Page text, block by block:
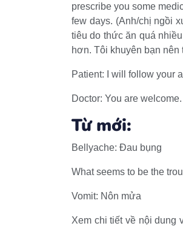
prescribe you some
few days. (Anh/chị ngồi
tiêu do thức ăn quá
hơn. Tôi khuyên bạn
Patient: I will follow your
Doctor: You are
Từ mới:
Bellyache: Đau bụng
What seems to be the
Vomit: Nôn mửa
Xem chi tiết về nội dung